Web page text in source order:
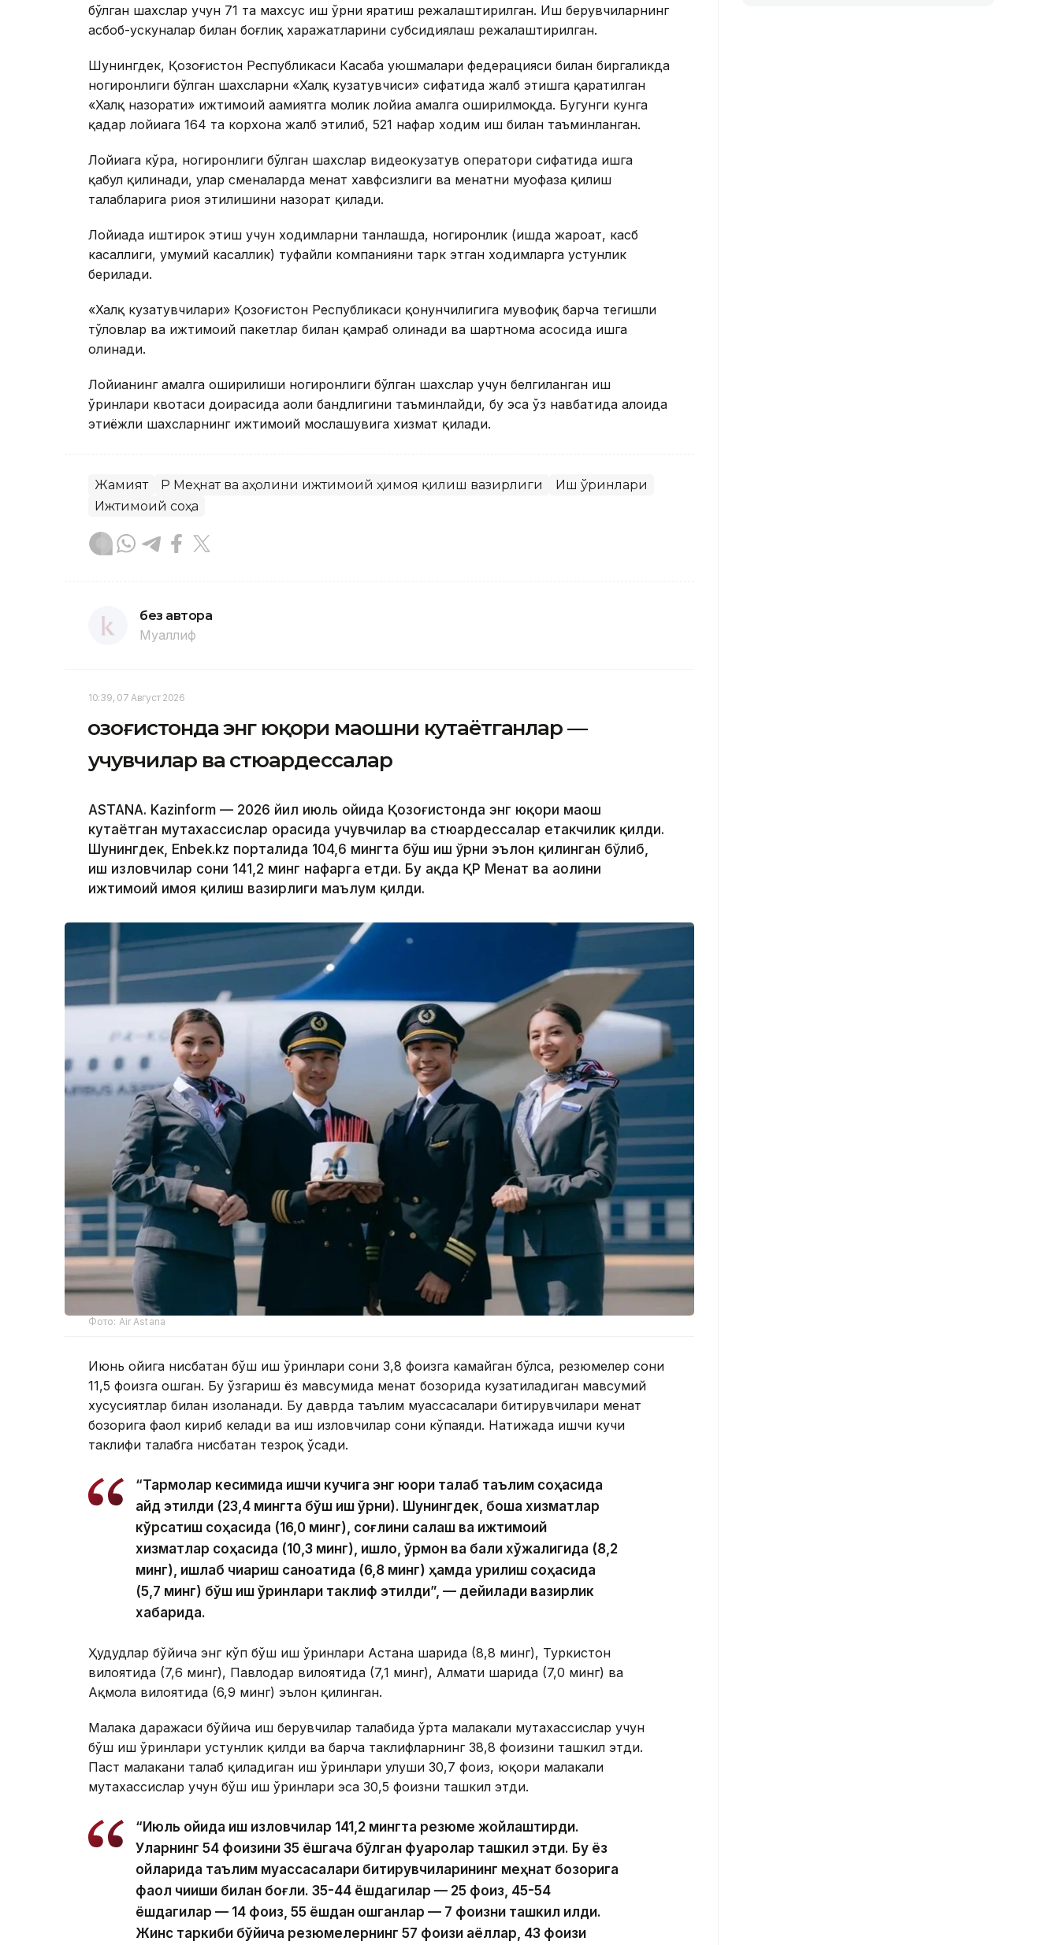
бўлган шахслар учун 71 та махсус иш ўрни яратиш режалаштирилган. Иш берувчиларнинг
асбоб-ускуналар билан боғлиқ харажатларини субсидиялаш режалаштирилган.
Шунингдек, Қозоғистон Республикаси Касаба уюшмалари федерацияси билан биргаликда
ногиронлиги бўлган шахсларни «Халқ кузатувчиси» сифатида жалб этишга қаратилган
«Халқ назорати» ижтимоий аҳамиятга молик лойиҳа амалга оширилмоқда. Бугунги кунга
қадар лойиҳага 164 та корхона жалб этилиб, 521 нафар ходим иш билан таъминланган.
Лойиҳага кўра, ногиронлиги бўлган шахслар видеокузатув оператори сифатида ишга
қабул қилинади, улар сменаларда меҳнат хавфсизлиги ва меҳнатни муҳофаза қилиш
талабларига риоя этилишини назорат қилади.
Лойиҳада иштирок этиш учун ходимларни танлашда, ногиронлик (ишда жароҳат, касб
касаллиги, умумий касаллик) туфайли компанияни тарк этган ходимларга устунлик
берилади.
«Халқ кузатувчилари» Қозоғистон Республикаси қонунчилигига мувофиқ барча тегишли
тўловлар ва ижтимоий пакетлар билан қамраб олинади ва шартнома асосида ишга
олинади.
Лойиҳанинг амалга оширилиши ногиронлиги бўлган шахслар учун белгиланган иш
ўринлари квотаси доирасида аҳоли бандлигини таъминлайди, бу эса ўз навбатида алоҳида
эҳтиёжли шахсларнинг ижтимоий мослашувига хизмат қилади.
Жамият ҚР Меҳнат ва аҳолини ижтимоий ҳимоя қилиш вазирлиги
Иш ўринлари
Ижтимоий соҳа
без автора
Муаллиф
10:39, 07 Август 2026
Қозоғистонда энг юқори маошни кутаётганлар —
учувчилар ва стюардессалар
ASTANA. Kazinform — 2026 йил июль ойида Қозоғистонда энг юқори маош
кутаётган мутахассислар орасида учувчилар ва стюардессалар етакчилик қилди.
Шунингдек, Enbek.kz порталида 104,6 мингта бўш иш ўрни эълон қилинган бўлиб,
иш изловчилар сони 141,2 минг нафарга етди. Бу ҳақда ҚР Меҳнат ва аҳолини
ижтимоий ҳимоя қилиш вазирлиги маълум қилди.
Фото: Air Astana
Июнь ойига нисбатан бўш иш ўринлари сони 3,8 фоизга камайган бўлса, резюмелер сони
11,5 фоизга ошган. Бу ўзгариш ёз мавсумида меҳнат бозорида кузатиладиган мавсумий
хусусиятлар билан изоҳланади. Бу даврда таълим муассасалари битирувчилари меҳнат
бозорига фаол кириб келади ва иш изловчилар сони кўпаяди. Натижада ишчи кучи
таклифи талабга нисбатан тезроқ ўсади.
“Тармоқлар кесимида ишчи кучига энг юқори талаб таълим соҳасида
қайд этилди (23,4 мингта бўш иш ўрни). Шунингдек, бошқа хизматлар
кўрсатиш соҳасида (16,0 минг), соғлиқни сақлаш ва ижтимоий
хизматлар соҳасида (10,3 минг), қишлоқ, ўрмон ва балиқ хўжалигида (8,2
минг), ишлаб чиқариш саноатида (6,8 минг) ҳамда қурилиш соҳасида
(5,7 минг) бўш иш ўринлари таклиф этилди”, — дейилади вазирлик
хабарида.
Ҳудудлар бўйича энг кўп бўш иш ўринлари Астана шаҳрида (8,8 минг), Туркистон
вилоятида (7,6 минг), Павлодар вилоятида (7,1 минг), Алмати шаҳрида (7,0 минг) ва
Ақмола вилоятида (6,9 минг) эълон қилинган.
Малака даражаси бўйича иш берувчилар талабида ўрта малакали мутахассислар учун
бўш иш ўринлари устунлик қилди ва барча таклифларнинг 38,8 фоизини ташкил этди.
Паст малакани талаб қиладиган иш ўринлари улуши 30,7 фоиз, юқори малакали
мутахассислар учун бўш иш ўринлари эса 30,5 фоизни ташкил этди.
“Июль ойида иш изловчилар 141,2 мингта резюме жойлаштирди.
Уларнинг 54 фоизини 35 ёшгача бўлган фуқаролар ташкил этди. Бу ёз
ойларида таълим муассасалари битирувчиларининг меҳнат бозорига
фаол чиқиши билан боғлиқ. 35-44 ёшдагилар — 25 фоиз, 45-54
ёшдагилар — 14 фоиз, 55 ёшдан ошганлар — 7 фоизни ташкил қилди.
Жинс таркиби бўйича резюмелернинг 57 фоизи аёллар, 43 фоизи